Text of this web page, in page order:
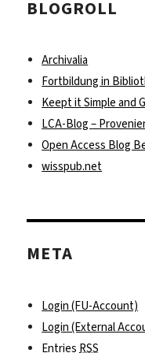
BLOGROLL
Archivalia
Fortbildung in
Keept it Simple and
LCA-Blog –
Open Access Blog
wisspub.net
META
Login (FU-Account)
Login (External
Entries RSS